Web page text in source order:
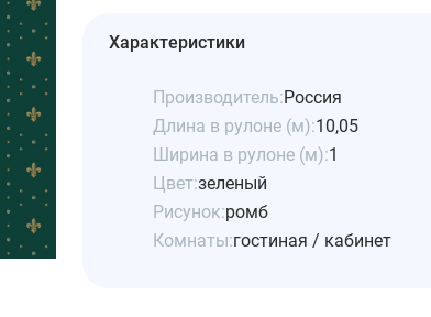
Характеристики
Производитель:Россия
Длина в рулоне (м):10,05
Ширина в рулоне (м):1
Цвет:зеленый
Рисунок:ромб
Комнаты:гостиная / кабинет